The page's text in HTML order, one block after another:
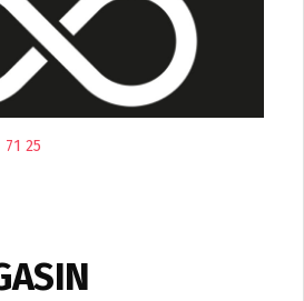
25